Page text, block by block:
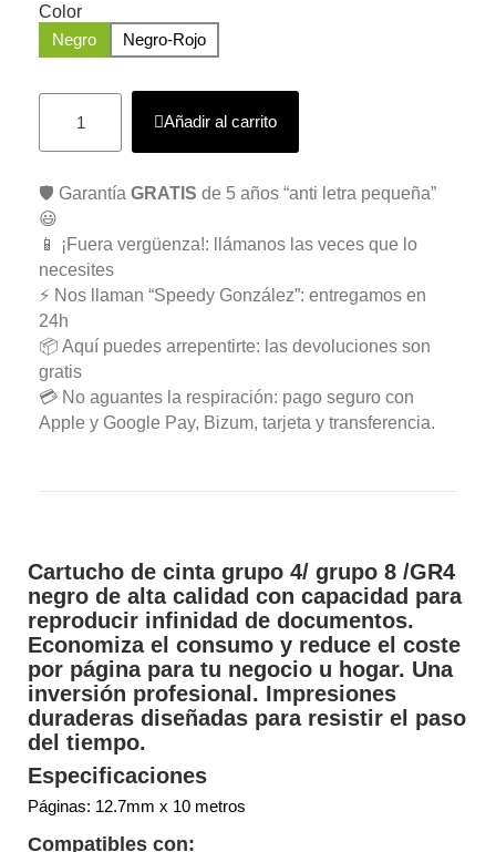
Color
Negro
Negro-Rojo
Añadir al carrito
🛡️ Garantía GRATIS de 5 años “anti letra pequeña”
😃
📱 ¡Fuera vergüenza!: llámanos las veces que lo
necesites
⚡ Nos llaman “Speedy González”: entregamos en
24h
📦 Aquí puedes arrepentirte: las devoluciones son
gratis
💳 No aguantes la respiración: pago seguro con
Apple y Google Pay, Bizum, tarjeta y transferencia.
Cartucho de cinta grupo 4/ grupo 8 /GR4
negro de alta calidad con capacidad para
reproducir infinidad de documentos.
Economiza el consumo y reduce el coste
por página para tu negocio u hogar. Una
inversión profesional. Impresiones
duraderas diseñadas para resistir el paso
del tiempo.
Especificaciones
Páginas: 12.7mm x 10 metros
Compatibles con: